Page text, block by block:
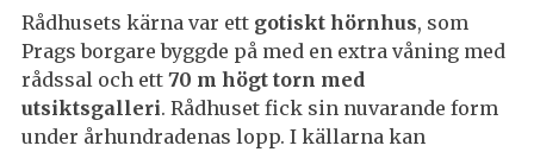
Rådhusets kärna var ett gotiskt hörnhus, som
Prags borgare byggde på med en extra våning med
rådssal och ett 70 m högt torn med
utsiktsgalleri. Rådhuset fick sin nuvarande form
under århundradenas lopp. I källarna kan